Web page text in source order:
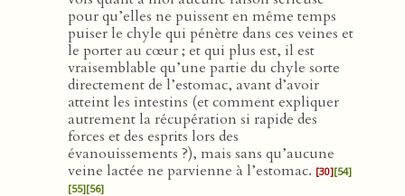
pour qu’elles ne puissent en même temps
puiser le chyle qui pénètre dans ces veines et
le porter au cœur ; et qui plus est, il est
vraisemblable qu’une partie du chyle sorte
directement de l’estomac, avant d’avoir
atteint les intestins (et comment expliquer
autrement la récupération si rapide des
forces et des esprits lors des
évanouissements ?), mais sans qu’aucune
veine lactée ne parvienne à l’estomac. [30][54]
[55][56]